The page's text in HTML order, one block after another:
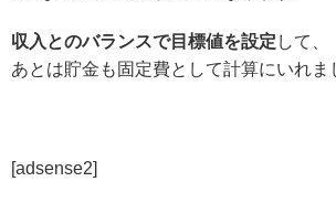
収入とのバランスで目標値を設定 して、
あとは貯金も固定費として計算にいれま
[adsense2]